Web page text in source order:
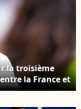
la troisième
la France et
Miami Gardens